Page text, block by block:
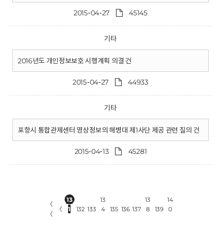
2015-04-27 45145
기타
2016년도 개인정보보호 시행계획 의결 건
2015-04-27 44933
기타
포항시 통합관제센터 영상정보의 해병대 제1사단 제공 관련 질의 건
2015-04-13 45281
〈
〈
〈
13
1
132 133
13
4
135 136 137
13
8
139
14
0